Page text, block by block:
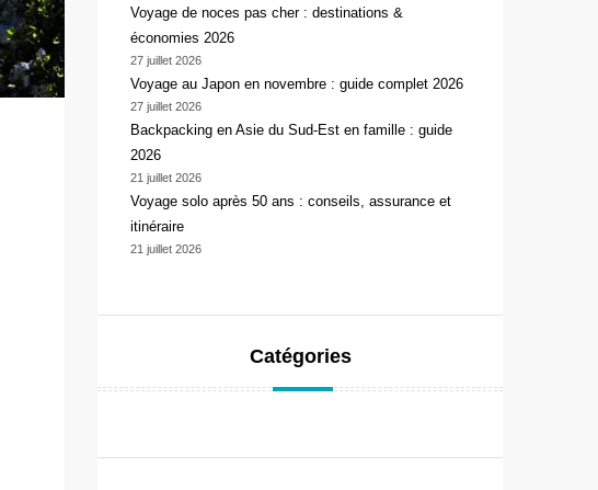
Voyage de noces pas cher : destinations &
économies 2026
27 juillet 2026
Voyage au Japon en novembre : guide complet 2026
27 juillet 2026
Backpacking en Asie du Sud-Est en famille : guide
2026
21 juillet 2026
Voyage solo après 50 ans : conseils, assurance et
itinéraire
21 juillet 2026
Catégories